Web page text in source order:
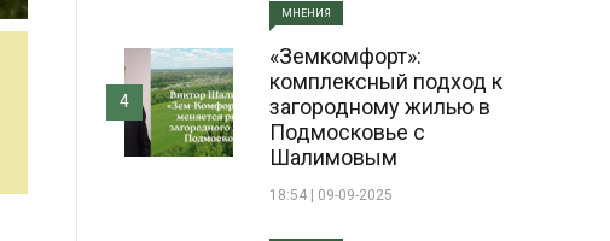
МНЕНИЯ
«Земкомфорт»:
комплексный подход к
загородному жилью в
Подмосковье с
Шалимовым
18:54 | 09-09-2025
4